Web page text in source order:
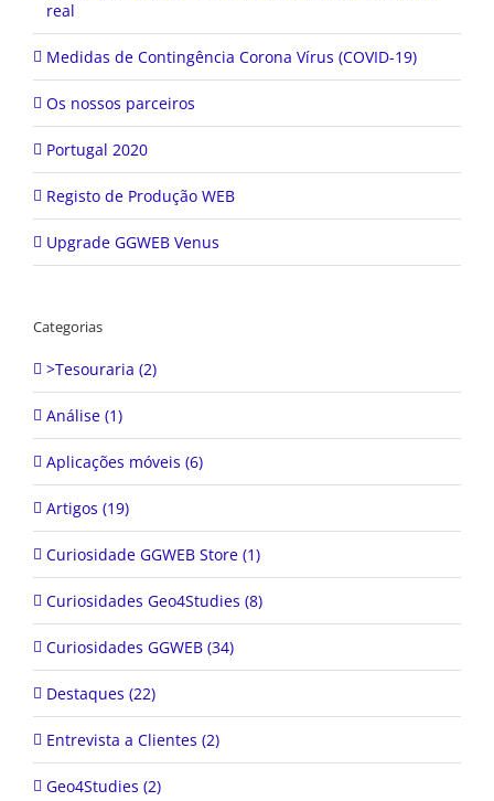
Medidas de Contingência Corona Vírus (COVID-19)
Os nossos parceiros
Portugal 2020
Registo de Produção WEB
Upgrade GGWEB Venus
>Tesouraria (2)
Análise (1)
Aplicações móveis (6)
Artigos (19)
Curiosidade GGWEB Store (1)
Curiosidades Geo4Studies (8)
Curiosidades GGWEB (34)
Destaques (22)
Entrevista a Clientes (2)
Geo4Studies (2)